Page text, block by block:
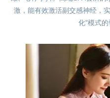
激，能有效激活副交感神经，
化"模式的